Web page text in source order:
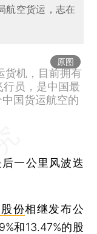
航空货运，志在
原图
货机，目前拥有
员，是中国最
国货运航空的
一公里风波迭
份相继发布公
和13.47%的股